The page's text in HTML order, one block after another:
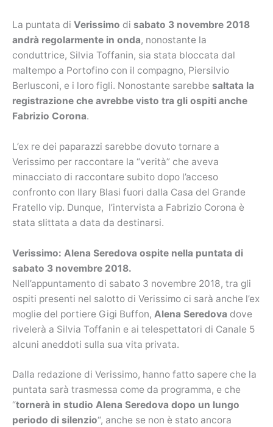
La puntata di Verissimo di sabato 3 novembre 2018
andrà regolarmente in onda, nonostante la
conduttrice, Silvia Toffanin, sia stata bloccata dal
maltempo a Portofino con il compagno, Piersilvio
Berlusconi, e i loro figli. Nonostante sarebbe saltata la
registrazione che avrebbe visto tra gli ospiti anche
Fabrizio Corona.
L’ex re dei paparazzi sarebbe dovuto tornare a
Verissimo per raccontare la “verità” che aveva
minacciato di raccontare subito dopo l’acceso
confronto con Ilary Blasi fuori dalla Casa del Grande
Fratello vip. Dunque, l’intervista a Fabrizio Corona è
stata slittata a data da destinarsi.
Verissimo: Alena Seredova ospite nella puntata di
sabato 3 novembre 2018.
Nell’appuntamento di sabato 3 novembre 2018, tra gli
ospiti presenti nel salotto di Verissimo ci sarà anche l’ex
moglie del portiere Gigi Buffon, Alena Seredova dove
rivelerà a Silvia Toffanin e ai telespettatori di Canale 5
alcuni aneddoti sulla sua vita privata.
Dalla redazione di Verissimo, hanno fatto sapere che la
puntata sarà trasmessa come da programma, e che
“tornerà in studio Alena Seredova dopo un lungo
periodo di silenzio“, anche se non è stato ancora